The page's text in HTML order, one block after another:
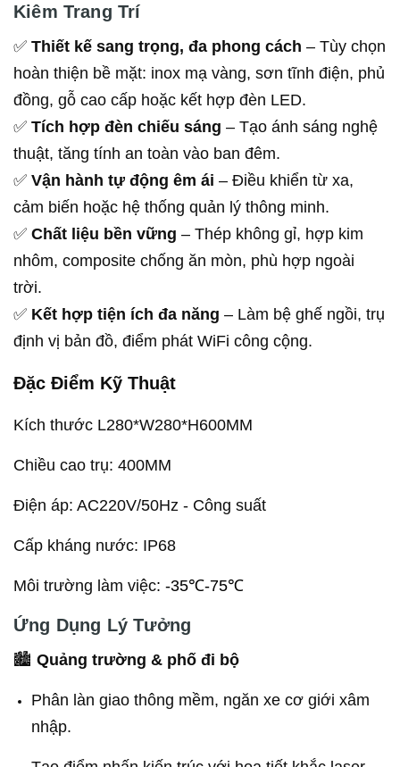
Kiêm Trang Trí
✅ Thiết kế sang trọng, đa phong cách – Tùy chọn
hoàn thiện bề mặt: inox mạ vàng, sơn tĩnh điện, phủ
đồng, gỗ cao cấp hoặc kết hợp đèn LED.
✅ Tích hợp đèn chiếu sáng – Tạo ánh sáng nghệ
thuật, tăng tính an toàn vào ban đêm.
✅ Vận hành tự động êm ái – Điều khiển từ xa,
cảm biến hoặc hệ thống quản lý thông minh.
✅ Chất liệu bền vững – Thép không gỉ, hợp kim
nhôm, composite chống ăn mòn, phù hợp ngoài
trời.
✅ Kết hợp tiện ích đa năng – Làm bệ ghế ngồi, trụ
định vị bản đồ, điểm phát WiFi công cộng.
Đặc Điểm Kỹ Thuật
Kích thước L280*W280*H600MM
Chiều cao trụ: 400MM
Điện áp: AC220V/50Hz - Công suất
Cấp kháng nước: IP68
Môi trường làm việc: -35℃-75℃
Ứng Dụng Lý Tưởng
🏙 Quảng trường & phố đi bộ
Phân làn giao thông mềm, ngăn xe cơ giới xâm
nhập.